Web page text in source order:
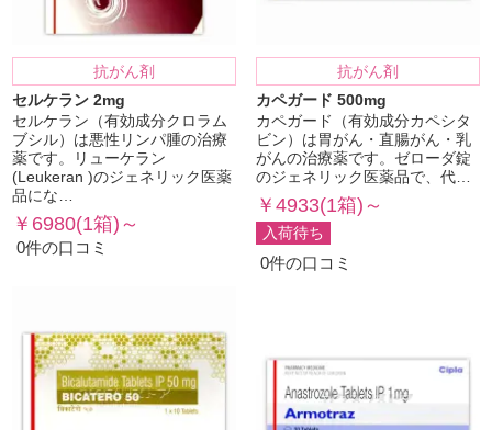
抗がん剤
セルケラン 2mg
セルケラン（有効成分クロラム
ブシル）は悪性リンパ腫の治療
薬です。リューケラン
(Leukeran )のジェネリック医薬
品にな…
￥6980(1箱)～
0件の口コミ
抗がん剤
カペガード 500mg
カペガード（有効成分カペシタ
ビン）は胃がん・直腸がん・乳
がんの治療薬です。ゼローダ錠
のジェネリック医薬品で、代…
￥4933(1箱)～
入荷待ち
0件の口コミ